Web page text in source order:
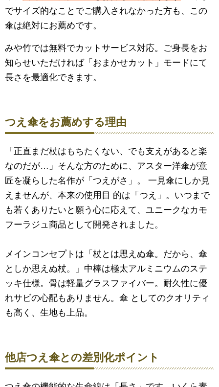
でサイズ的なことでご購入されなかった方も、この
傘は絶対にお薦めです。
みや竹では無料でカットサービス対応。ご身長をお
知らせいただければ「おまかせカット」モードにて
長さを最適化できます。
つえ傘をお薦めする理由
「正直まだ杖はもちたくない、でも支えがあると楽
なのだが…」そんな方のために、アスター洋傘が意
匠を凝らした名作が「つえがさ」。 一見傘にしか見
えませんが、本来の使用目 的は「つえ」。いつまで
も若くありたいと願う心に応えて、ユニークなカモ
フーラジュ商品として開発されました。
メインコンセプトは「杖とは思えぬ傘。だから、傘
としか思えぬ杖。」中棒は極太アルミニウムのステ
ッキ仕様。骨は軽量グラスファイバー。耐久性に優
れサビの心配もありません。傘 としてのクオリティ
も高く、生地も上品。
他店つえ傘との差別化ポイント